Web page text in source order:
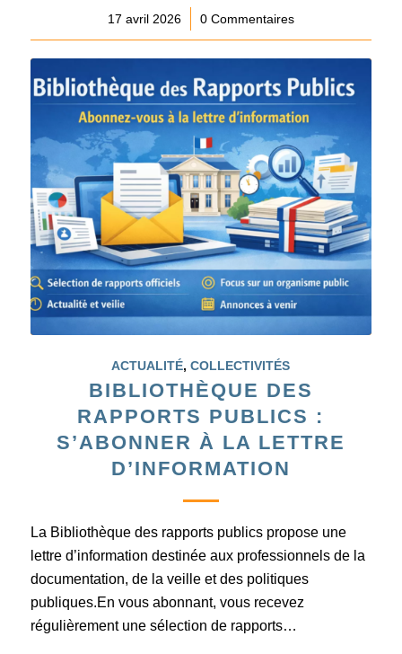
17 avril 2026
/ 0 Commentaires
ACTUALITÉ,COLLECTIVITÉS
BIBLIOTHÈQUE DES
RAPPORTS PUBLICS :
S’ABONNER À LA LETTRE
D’INFORMATION
La Bibliothèque des rapports publics propose une
lettre d’information destinée aux professionnels de la
documentation, de la veille et des politiques
publiques.En vous abonnant, vous recevez
régulièrement une sélection de rapports…